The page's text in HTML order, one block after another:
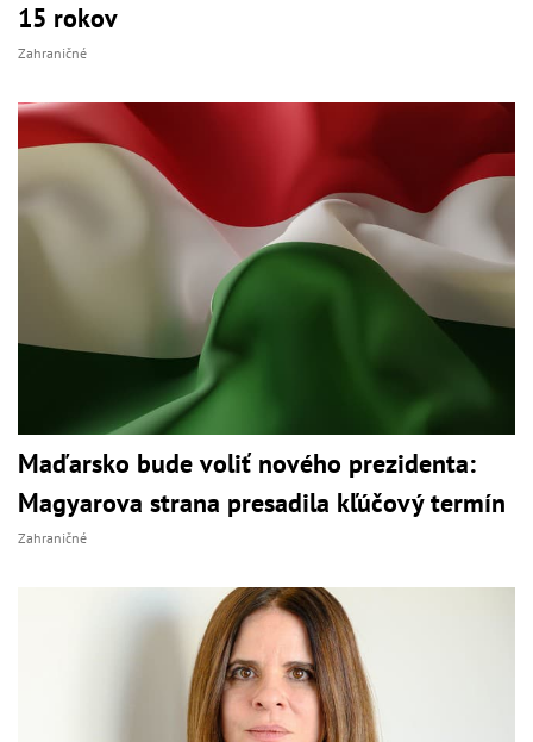
15 rokov
Zahraničné
Maďarsko bude voliť nového prezidenta:
Magyarova strana presadila kľúčový termín
Zahraničné